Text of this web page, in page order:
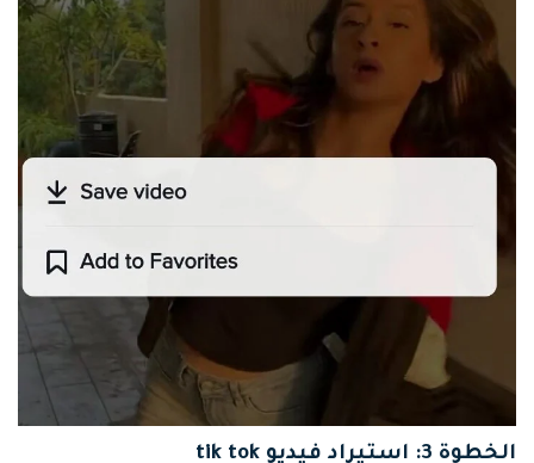
الخطوة 3: استيراد فيديو tik tok